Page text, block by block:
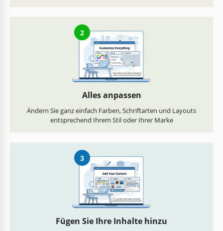
2
Alles anpassen
Ändern Sie ganz einfach Farben, Schriftarten und Layouts
entsprechend Ihrem Stil oder Ihrer Marke
3
Fügen Sie Ihre Inhalte hinzu